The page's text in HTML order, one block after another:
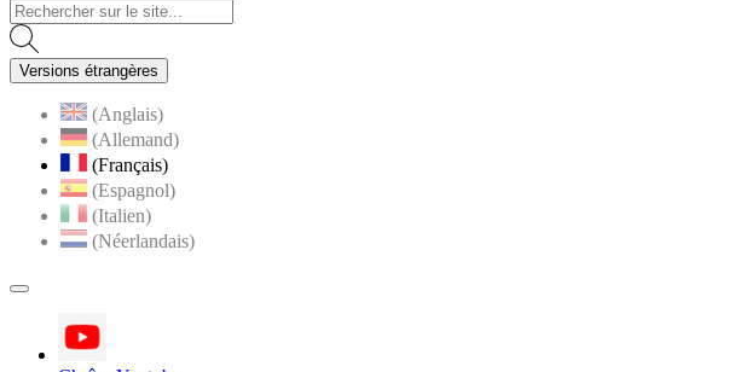
Versions étrangères
(Anglais)
(Allemand)
(Français)
(Espagnol)
(Italien)
(Néerlandais)
MENU